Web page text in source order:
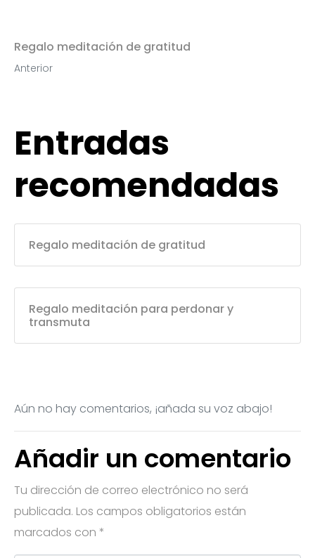
Regalo meditación de gratitud
Anterior
Entradas
recomendadas
Regalo meditación de gratitud
Regalo meditación para perdonar y
transmuta
Aún no hay comentarios, ¡añada su voz abajo!
Añadir un comentario
Tu dirección de correo electrónico no será
publicada. Los campos obligatorios están
marcados con *